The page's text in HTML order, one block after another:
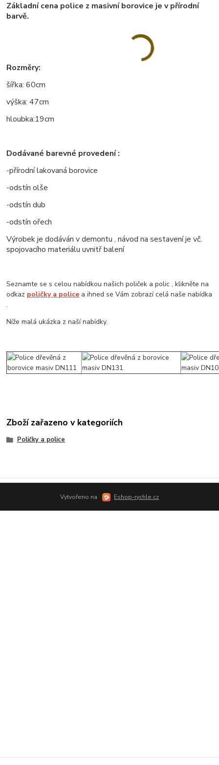
Základní cena police z masivní borovice je v přírodní
barvě.
Rozměry:
šířka: 60cm
výška: 47cm
hloubka:19cm
Dodávané barevné provedení :
-přírodní lakovaná borovice
-odstín olše
-odstín dub
-odstín ořech
Výrobek je dodáván v demontu , návod na sestavení je vč.
spojovacího materiálu uvnitř balení
Seznamte se s celou nabídkou našich poliček a polic , klikněte na
odkaz poličky a police a ihned se Vám zobrazí celá naše nabídka
.
Níže malá ukázka z naší nabídky.
Zboží zařazeno v kategoriích
Poličky a police
Vytvořeno na Eshop-rychle.cz